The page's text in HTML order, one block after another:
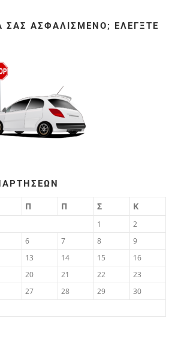
ΣΑΣ ΑΣΦΑΛΙΣΜΈΝΟ; ΕΛΈΓΞΤΕ
Π Π Σ Κ
1
2
6 7 8
9
13 14 15
16
20 21 22
23
27 28 29
30